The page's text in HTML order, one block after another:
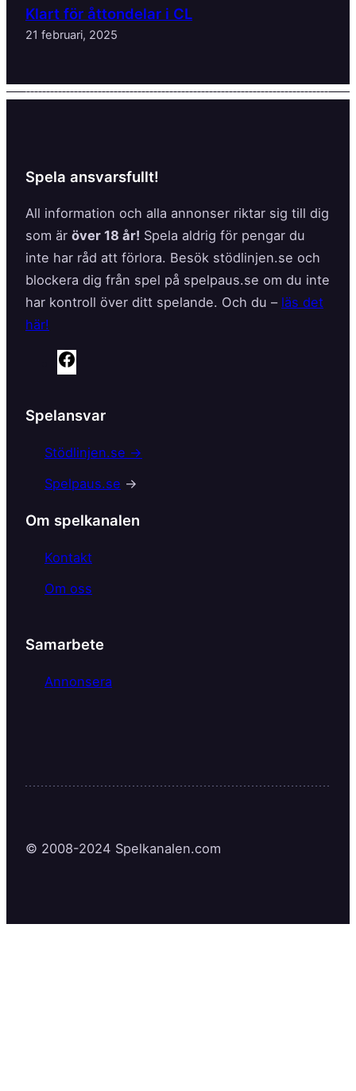
Klart för åttondelar i CL
21 februari, 2025
Spela ansvarsfullt!
All information och alla annonser riktar sig till dig
som är över 18 år! Spela aldrig för pengar du
inte har råd att förlora. Besök stödlinjen.se och
blockera dig från spel på spelpaus.se om du inte
har kontroll över ditt spelande. Och du – läs det
här!
e
b
o
k
Spelansvar
Stödlinjen.se →
Spelpaus.se →
Om spelkanalen
Kontakt
Om oss
Samarbete
Annonsera
© 2008-2024 Spelkanalen.com